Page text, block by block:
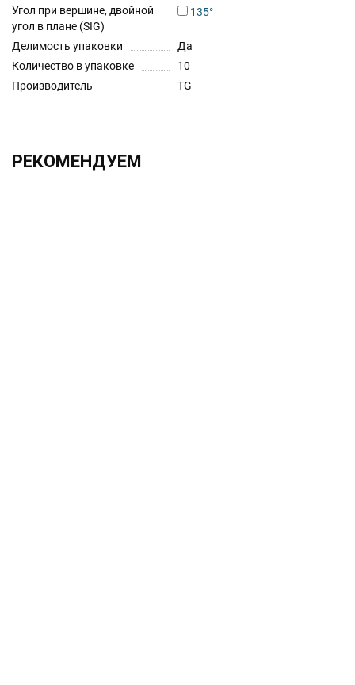
Угол при вершине, двойной
угол в плане (SIG)
135°
Делимость упаковки
Да
Количество в упаковке
10
Производитель
TG
РЕКОМЕНДУЕМ